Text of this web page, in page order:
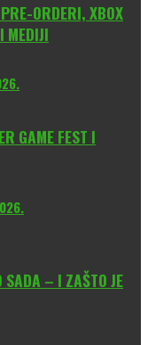
ORDERI, XBOX
MEDIJI
GAME FEST I
SADA – I ZAŠTO JE